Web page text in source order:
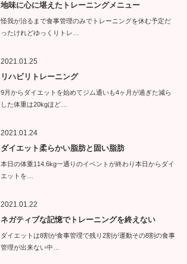
地味に心に堪えたトレーニングメニュー
怪我が治るまで食事管理のみでトレーニングを休む予定だ
ったけれどゆっくりトレ…
2021.01.25
リハビリトレーニング
9月からダイエットを始めてジム通いも4ヶ月が過ぎた減ら
した体重は20kgほど…
2021.01.24
ダイエット柔らかい脂肪と固い脂肪
本日の体重114.6kg一通りのイベントが終わり本日からダイ
エットを…
2021.01.22
ネガティブな記憶でトレーニングを終えない
ダイエットは8割が食事管理で残り2割が運動その8割の食事
管理が出来ない中…